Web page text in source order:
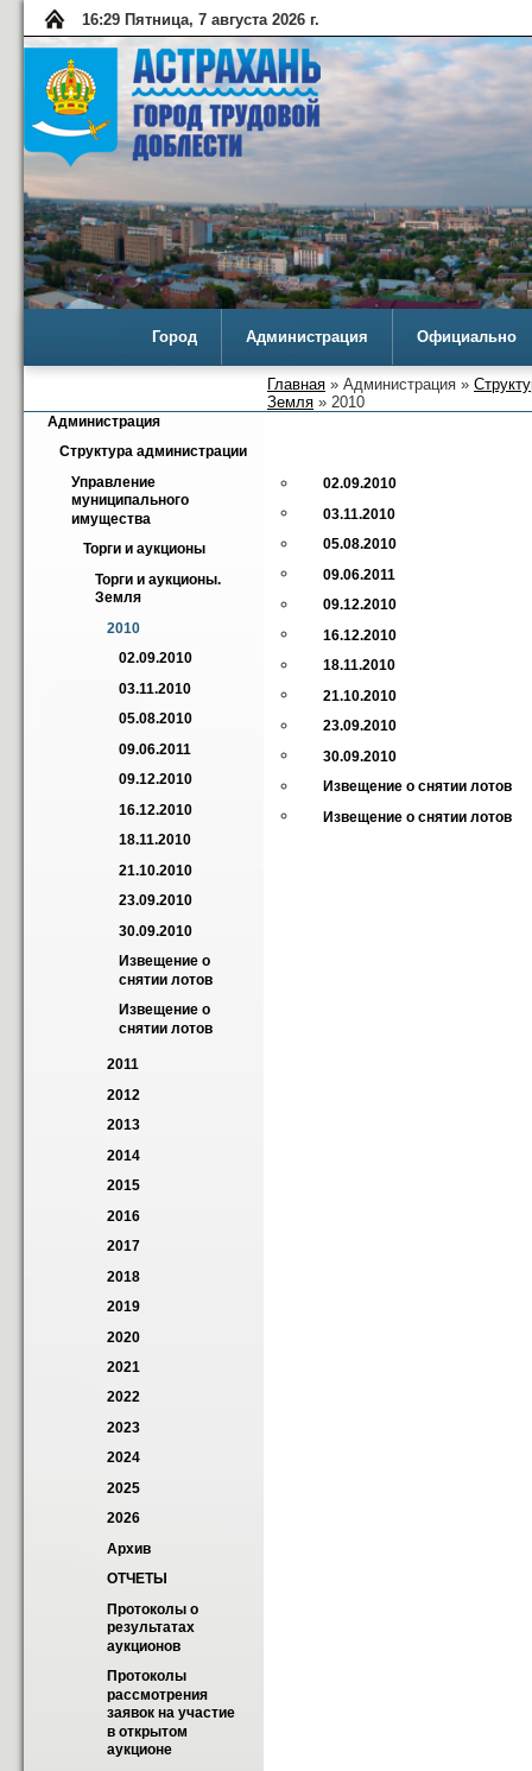
16:29 Пятница, 7 августа 2026 г.
Город Администрация Официально
Главная » Администрация »
Земля » 2010
Администрация
Структура администрации
Управление
муниципального
имущества
Торги и аукционы
Торги и аукционы.
Земля
2010
02.09.2010
03.11.2010
05.08.2010
09.06.2011
09.12.2010
16.12.2010
18.11.2010
21.10.2010
23.09.2010
30.09.2010
Извещение о
снятии лотов
Извещение о
снятии лотов
2011
2012
2013
2014
2015
2016
2017
2018
2019
2020
2021
2022
2023
2024
2025
2026
Архив
ОТЧЕТЫ
Протоколы о
результатах
аукционов
Протоколы
рассмотрения
заявок на участие
в открытом
аукционе
02.09.2010
03.11.2010
05.08.2010
09.06.2011
09.12.2010
16.12.2010
18.11.2010
21.10.2010
23.09.2010
30.09.2010
Извещение о снятии лотов
Извещение о снятии лотов